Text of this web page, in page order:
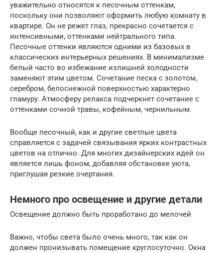
уважительно относятся к песочным оттенкам,
поскольку они позволяют оформить любую комнату в
квартире. Он не режет глаз, прекрасно сочетается с
интенсивными, оттенками нейтрального типа.
Песочные оттенки являются одними из базовых в
классических интерьерных решениях. В минимализме
белый часто во избежание излишней холодности
заменяют этим цветом. Сочетание песка с золотом,
серебром, белоснежной поверхностью характерно
гламуру. Атмосферу релакса подчеркнет сочетание с
оттенками сочной травы, кофейным, чернильным.
Вообще песочный, как и другие светлые цвета
справляется с задачей связывания ярких контрастных
цветов на отлично. Для многих дизайнерских идей он
является лишь фоном, добавляя обстановке уюта,
приглушая резкие очертания.
Немного про освещение и другие детали
Освещение должно быть проработано до мелочей
Важно, чтобы света было очень много, так как он
должен пронизывать помещение круглосуточно. Окна